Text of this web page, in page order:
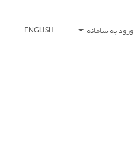
ورود به سامانه ENGLISH